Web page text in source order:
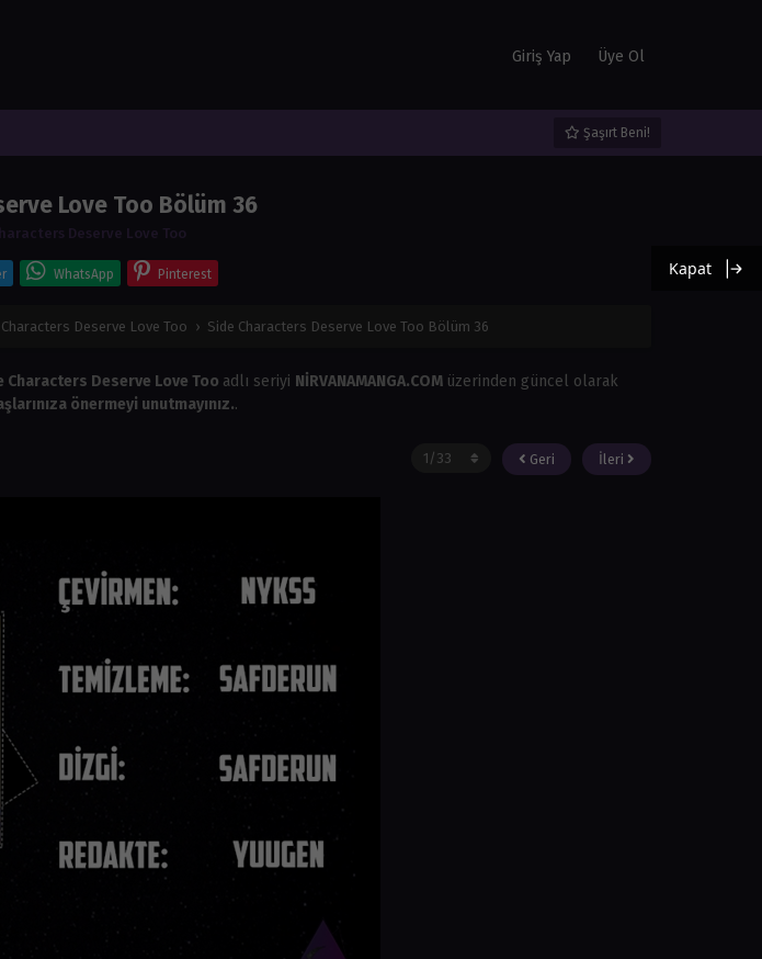
Giriş Yap Üye Ol
Şaşırt Beni!
Love Too Bölüm 36
Deserve Love Too
WhatsApp Pinterest
Deserve Love Too › Side Characters Deserve Love Too Bölüm 36
Characters Deserve Love Too adlı seriyi NİRVANAMANGA.COM üzerinden güncel olarak
önermeyi unutmayınız..
Geri İleri
Kapat